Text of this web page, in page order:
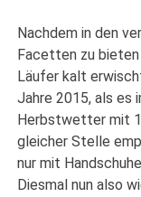
Nachdem in den
Facetten zu
Läufer kalt
Jahre 2015, als es
Herbstwetter mit
gleicher Stelle
nur mit
Diesmal nun also